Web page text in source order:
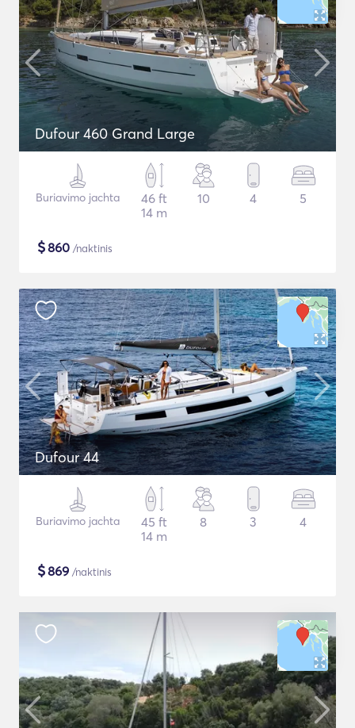
Dufour 460 Grand Large
Buriavimo jachta
46 ft
14 m
10 4 5
$860 /naktinis
Dufour 44
Buriavimo jachta
45 ft
14 m
8 3 4
$869 /naktinis